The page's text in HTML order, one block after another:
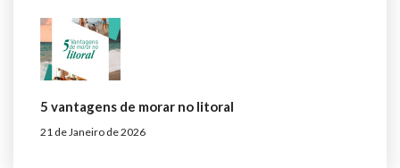
5 vantagens de morar no litoral
21 de Janeiro de 2026